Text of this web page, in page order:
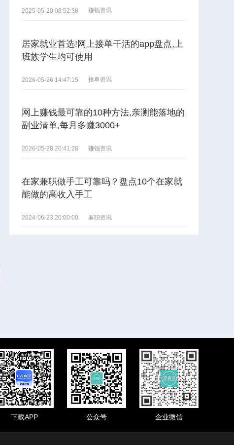
2025-05-20 08:52:38 赚钱资讯
居家就业首选!网上接单干活的app盘点,上
班族学生均可使用
2026-05-26 14:47:15 接单资讯
网上赚钱最可靠的10种方法,亲测能落地的
副业清单,每月多赚3000+
2026-05-28 20:41:28 赚钱资讯
在家兼职做手工可靠吗？盘点10个在家就
能做的高收入手工
2024-06-23 20:00:00 兼职资讯
下载APP 公众号 企业微信